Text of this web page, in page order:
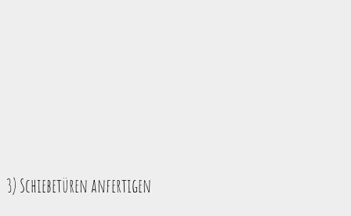
3) Schiebetüren anfertigen